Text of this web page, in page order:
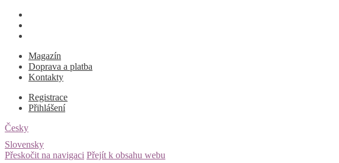
Magazín
Doprava a platba
Kontakty
Registrace
Přihlášení
Česky
Slovensky
Přeskočit na navigaci Přejít k obsahu webu